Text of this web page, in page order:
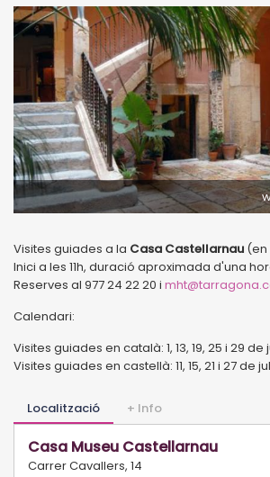
Visites guiades a la Casa Castellarnau (en
Inici a les 11h, duració aproximada d'una
Reserves al 977 24 22 20 i
Calendari:
Visites guiades en català: 1, 13, 19, 25 i 29 de
Visites guiades en castellà: 11, 15, 21 i 27 de
Localització + Info
Casa Museu Castellarnau
Carrer Cavallers, 14